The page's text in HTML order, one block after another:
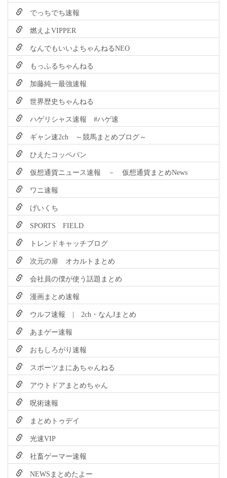
でっちでち速報
燃えよVIPPER
なんでもいいよちゃんねるNEO
もっふるちゃんねる
加藤純一最強速報
世界歴史ちゃんねる
ハゲリシャス速報 #ハゲ速
ギャン速2ch ～競馬まとめブログ～
ひえたコッペパン
仮想通貨ニュース速報 － 仮想通貨まとめNews
ワニ速報
げいくち
SPORTS FIELD
トレンドキャッチブログ
次元の扉 オカルトまとめ
会社員の僕が使う話題まとめ
漫画まとめ速報
ウルフ速報 | 2ch・なんJまとめ
あまゲー速報
おもしろがり速報
スポーツまにあちゃんねる
アウトドアまとめちゃん
呪術速報
まとめトゥデイ
光速VIP
社畜ゲーマー速報
NEWSまとめたよー